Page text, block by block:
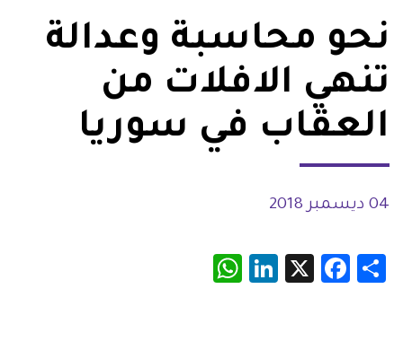
نحو محاسبة وعدالة
تنهي الافلات من
العقاب في سوريا
04 ديسمبر 2018
Share
Facebook
X
LinkedIn